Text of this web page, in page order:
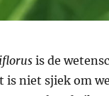
is de
is niet sjiek om